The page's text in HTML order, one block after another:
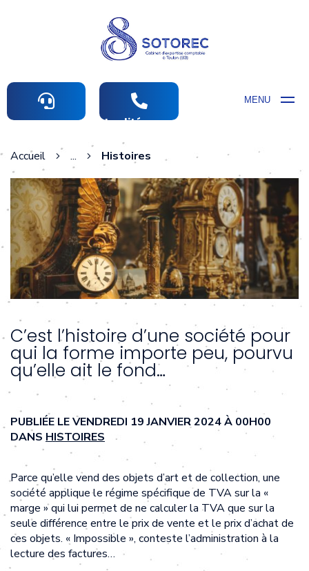
MENU
Actualités comptables
Accueil ... Histoires
C’est l’histoire d’une société pour
qui la forme importe peu, pourvu
qu’elle ait le fond…
PUBLIÉE LE VENDREDI 19 JANVIER 2024 À 00H00
DANS HISTOIRES
Parce qu’elle vend des objets d’art et de collection, une
société applique le régime spécifique de TVA sur la «
marge » qui lui permet de ne calculer la TVA que sur la
seule différence entre le prix de vente et le prix d’achat de
ces objets. « Impossible », conteste l’administration à la
lecture des factures…